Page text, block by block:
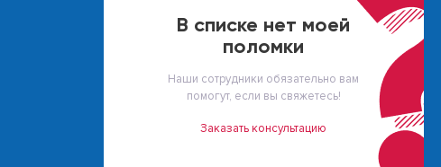
В списке нет моей
поломки
Наши сотрудники обязательно вам
помогут, если вы свяжетесь!
Заказать консультацию